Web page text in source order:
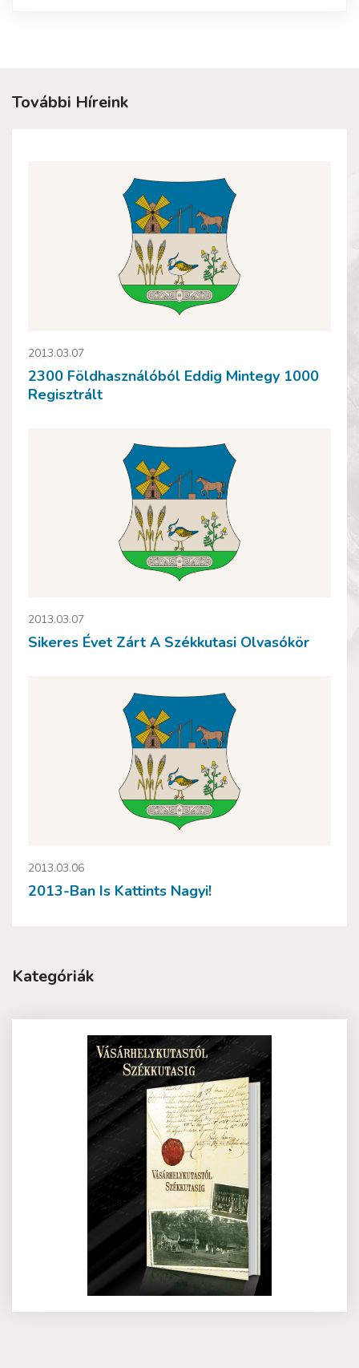
További Híreink
2013.03.07
2300 Földhasználóból Eddig Mintegy 1000
Regisztrált
2013.03.07
Sikeres Évet Zárt A Székkutasi Olvasókör
2013.03.06
2013-Ban Is Kattints Nagyi!
Kategóriák